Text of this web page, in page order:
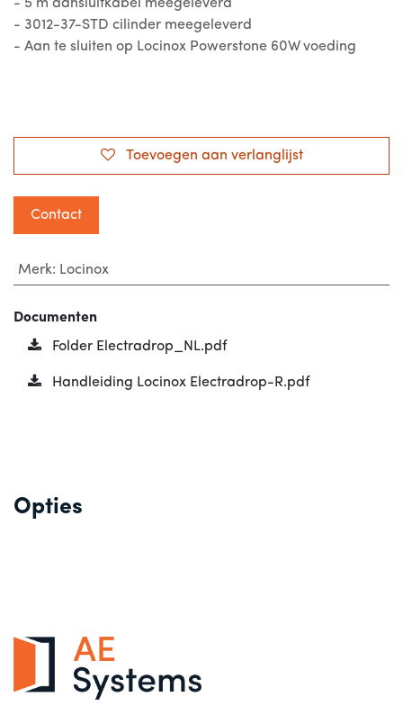
- 5 m aansluitkabel meegeleverd
- 3012-37-STD cilinder meegeleverd
- Aan te sluiten op Locinox Powerstone 60W voeding
Toevoegen aan verlanglijst
Contact
Merk: Locinox
Documenten
Folder Electradrop_NL.pdf
Handleiding Locinox Electradrop-R.pdf
Opties